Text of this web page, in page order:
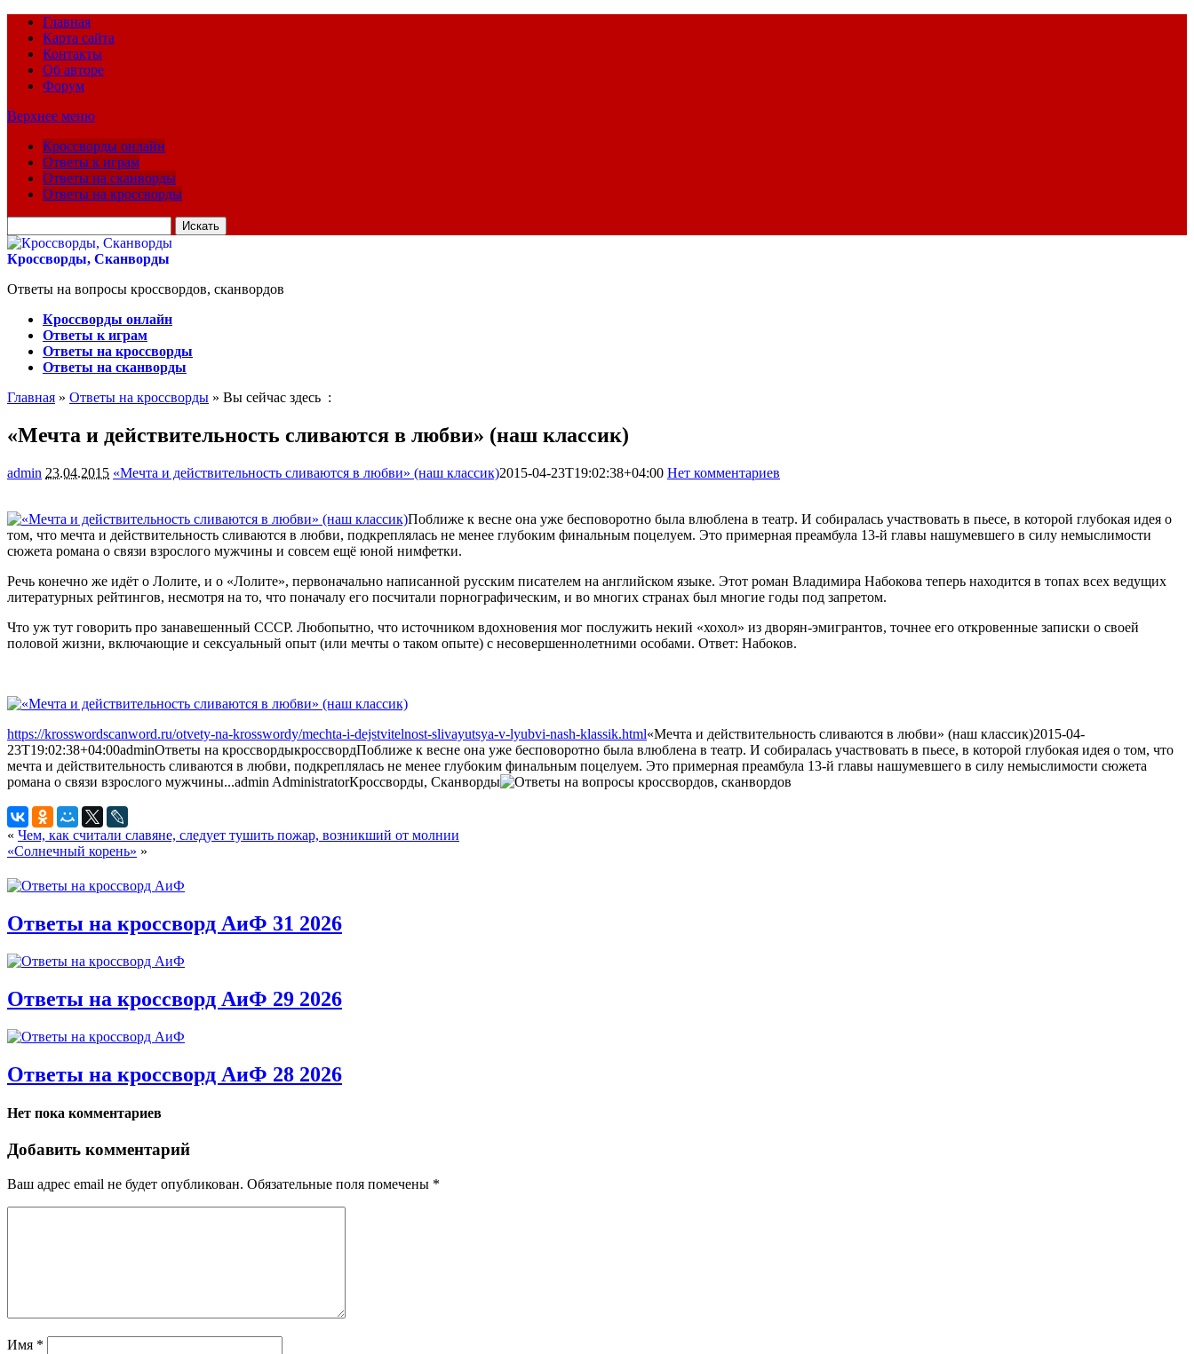
Главная
Карта сайта
Контакты
Об авторе
Форум
Верхнее меню
Кроссворды онлайн
Ответы к играм
Ответы на сканворды
Ответы на кроссворды
для:
Кроссворды, Сканворды
Ответы на вопросы кроссвордов, сканвордов
Кроссворды онлайн
Ответы к играм
Ответы на кроссворды
Ответы на сканворды
Главная » Ответы на кроссворды » Вы сейчас здесь :
«Мечта и действительность сливаются в любви» (наш классик)
admin 23.04.2015 «Мечта и действительность сливаются в любви» (наш классик)2015-04-23T19:02:38+04:00 Нет комментариев
Поближе к весне она уже бесповоротно была влюблена в театр. И собиралась участвовать в пьесе, в которой глубокая идея о
том, что мечта и действительность сливаются в любви, подкреплялась не менее глубоким финальным поцелуем. Это примерная преамбула 13-й главы нашумевшего в силу немыслимости
сюжета романа о связи взрослого мужчины и совсем ещё юной нимфетки.
Речь конечно же идёт о Лолите, и о «Лолите», первоначально написанной русским писателем на английском языке. Этот роман Владимира Набокова теперь находится в топах всех ведущих
литературных рейтингов, несмотря на то, что поначалу его посчитали порнографическим, и во многих странах был многие годы под запретом.
Что уж тут говорить про занавешенный СССР. Любопытно, что источником вдохновения мог послужить некий «хохол» из дворян-эмигрантов, точнее его откровенные записки о своей
половой жизни, включающие и сексуальный опыт (или мечты о таком опыте) с несовершеннолетними особами. Ответ: Набоков.
https://krosswordscanword.ru/otvety-na-krosswordy/mechta-i-dejstvitelnost-slivayutsya-v-lyubvi-nash-klassik.html«Мечта и действительность сливаются в любви» (наш классик)2015-04-
23T19:02:38+04:00adminОтветы на кроссвордыкроссвордПоближе к весне она уже бесповоротно была влюблена в театр. И собиралась участвовать в пьесе, в которой глубокая идея о том, что
мечта и действительность сливаются в любви, подкреплялась не менее глубоким финальным поцелуем. Это примерная преамбула 13-й главы нашумевшего в силу немыслимости сюжета
романа о связи взрослого мужчины...admin AdministratorКроссворды, Сканворды
« Чем, как считали славяне, следует тушить пожар, возникший от молнии
«Солнечный корень» »
Ответы на кроссворд АиФ 31 2026
Ответы на кроссворд АиФ 29 2026
Ответы на кроссворд АиФ 28 2026
Нет пока комментариев
Добавить комментарий
Ваш адрес email не будет опубликован. Обязательные поля помечены *
Имя *